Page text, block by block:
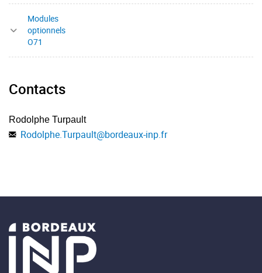
Modules
optionnels
O71
Contacts
Rodolphe Turpault
Rodolphe.Turpault@bordeaux-inp.fr